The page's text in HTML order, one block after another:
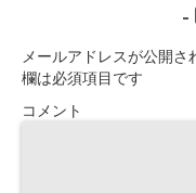
-
メールアドレスが公開さ
欄は必須項目です
コメント